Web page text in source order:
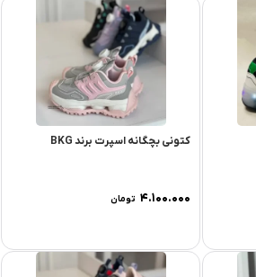
کتونی بچگانه اسپرت برند BKG
۴.۱۰۰.۰۰۰ تومان